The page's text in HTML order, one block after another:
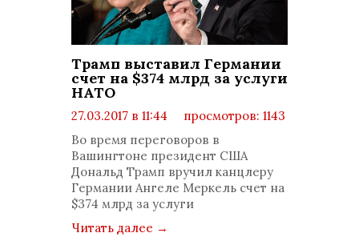
Трамп выставил Германии
счет на $374 млрд за услуги
НАТО
27.03.2017 в 11:44
просмотров: 1143
Во время переговоров в
Вашингтоне президент США
Дональд Трамп вручил канцлеру
Германии Ангеле Меркель счет на
$374 млрд за услуги
Читать далее →